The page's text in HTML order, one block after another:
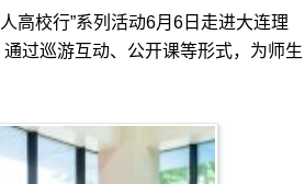
校行”系列活动6月6日走进大连理
通过巡游互动、公开课等形式，为师生